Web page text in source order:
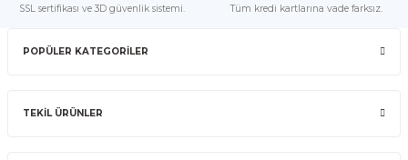
SSL sertifikası ve 3D güvenlik sistemi. Tüm kredi kartlarına vade farksız.
POPÜLER KATEGORİLER
TEKİL ÜRÜNLER